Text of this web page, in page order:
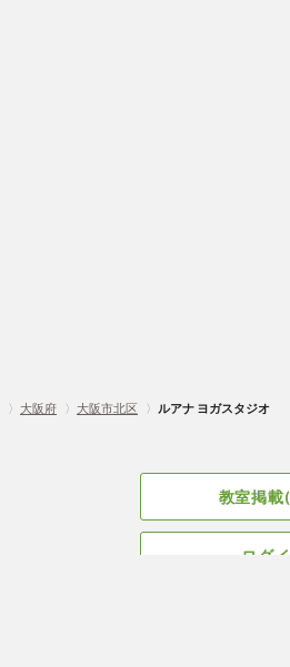
〉 大阪府 〉 大阪市北区 〉 ルアナ ヨガスタジオ
教室掲載
ログ